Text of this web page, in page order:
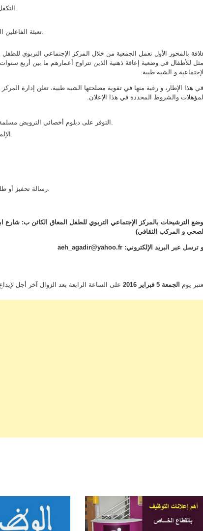
التكفل بالأطفال ذوي الإعاقة الذهنية في مراكز اجتماعية تربوية متخصصة.
تعبئة الفاعلين المعنيين بالإعاقة للترافع و مناصرة حقوق الأشخاص في وضعية إعاقة.
بالمحور الأول تعمل الجمعية من خلال المركز الإجتماعي التربوي
للأطفال في وضعية إعاقة ذهنية الذين تتراوح أعمارهم ما بين أربع
الإجتماعية و الشبه طبية.
في هذا الإطار، و رغبة منها في تقوية مصلحتها الشبه طبية، تعلن إدارة
المؤهلات والشروط المحددة في هذا الإعلان.
التوفر على دبلوم أخصائي الترويض مسلمة من إحدى مؤسسات و معاهد تكوين الأطر الصحية المعترف بها.
الإلمام بموضوع الإعاقة عموما و الإعاقة الذهنية على وجه الخصوص.
رسالة تحفيز أو طلب خطي موجه لمدير المركز الإجتماعي التربوي للطفل المعاق.
الترشيحات بالمركز الإجتماعي التربوي للطفل المعاق الكائن ب: شارع
الصحي و المركب الثقافي)
ترسل عبر البريد الإلكتروني: aeh_agadir@yahoo.fr
يوم الجمعة 5 فبراير 2016 على الساعة الرابعة بعد الزوال آخر أجل